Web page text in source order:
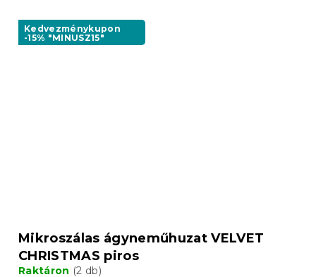
Kedvezménykupon
-15% "MINUSZ15"
Mikroszálas ágyneműhuzat VELVET
CHRISTMAS piros
Raktáron (2 db)